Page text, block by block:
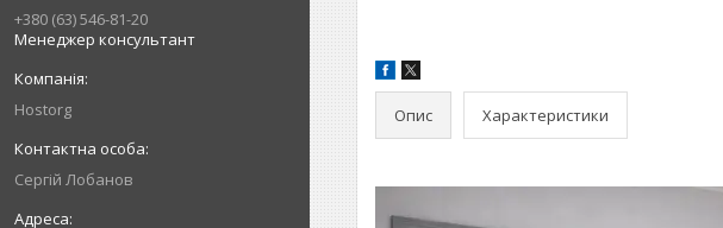
+380 (63) 546-81-20
Менеджер консультант
Hostorg
Сергій Лобанов
Опис Характеристики